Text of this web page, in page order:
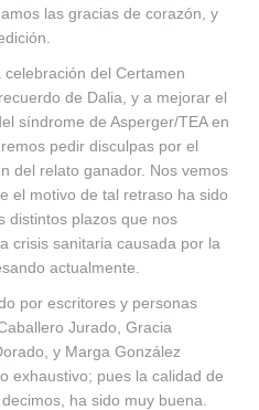
las gracias de corazón, y
del Certamen
de Dalia, y a mejorar el
síndrome de Asperger/TEA en
pedir disculpas por el
del relato ganador. Nos vemos
el motivo de tal retraso ha sido
distintos plazos que nos
crisis sanitaria causada por la
actualmente.
por escritores y personas
Jurado, Gracia
y Marga González
exhaustivo; pues la calidad de
ha sido muy buena.